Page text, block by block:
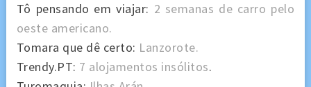
Tô pensando em viajar: 2 semanas de carro pelo
oeste americano.
Tomara que dê certo: Lanzorote.
Trendy.PT: 7 alojamentos insólitos.